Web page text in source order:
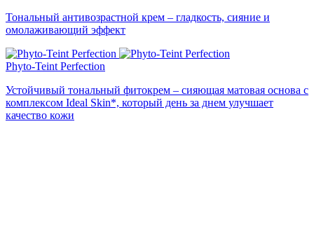
Тональный антивозрастной крем – гладкость, сияние и
омолаживающий эффект
Phyto-Teint Perfection
Устойчивый тональный фитокрем – сияющая матовая основа с
комплексом Ideal Skin*, который день за днем улучшает
качество кожи